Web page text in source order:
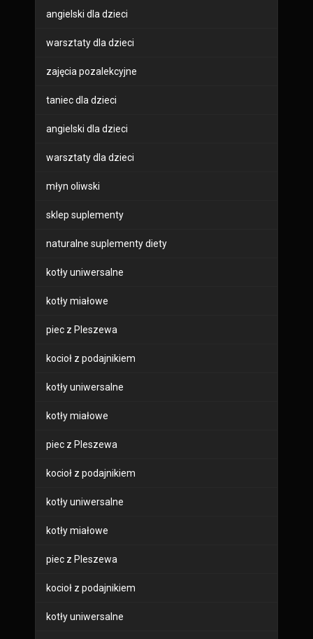
angielski dla dzieci
warsztaty dla dzieci
zajęcia pozalekcyjne
taniec dla dzieci
angielski dla dzieci
warsztaty dla dzieci
młyn oliwski
sklep suplementy
naturalne suplementy diety
kotły uniwersalne
kotły miałowe
piec z Pleszewa
kocioł z podajnikiem
kotły uniwersalne
kotły miałowe
piec z Pleszewa
kocioł z podajnikiem
kotły uniwersalne
kotły miałowe
piec z Pleszewa
kocioł z podajnikiem
kotły uniwersalne